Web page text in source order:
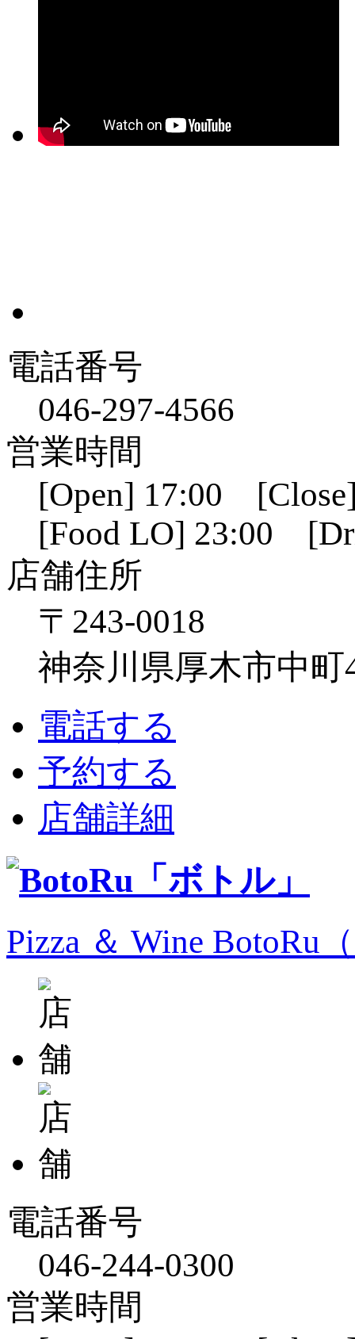
電話番号
046-297-4566
営業時間
[Open] 17:00
[Food LO] 23:00
店舗住所
〒243-0018
神奈川県厚木市中町
電話する
予約する
店舗詳細
Pizza ＆ Wine BotoRu
電話番号
046-244-0300
営業時間